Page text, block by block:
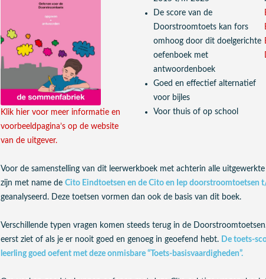
Klik hier voor meer informatie en
voorbeeldpagina’s op de website
van de uitgever.
De score van de
Doorstroomtoets kan fors
omhoog door dit doelgerichte
oefenboek met
antwoordenboek
Goed en effectief alternatief
voor bijles
Voor thuis of op school
Voor de samenstelling van dit leerwerkboek met achterin alle
zijn met name de Cito Eindtoetsen en de Cito en Iep doorstroomtoetsen
geanalyseerd. Deze toetsen vormen dan ook de basis van dit boek.
Verschillende typen vragen komen steeds terug in de
eerst ziet of als je er nooit goed en genoeg in geoefend hebt. De toets-
leerling goed oefent met deze onmisbare “Toets-basisvaardigheden”.